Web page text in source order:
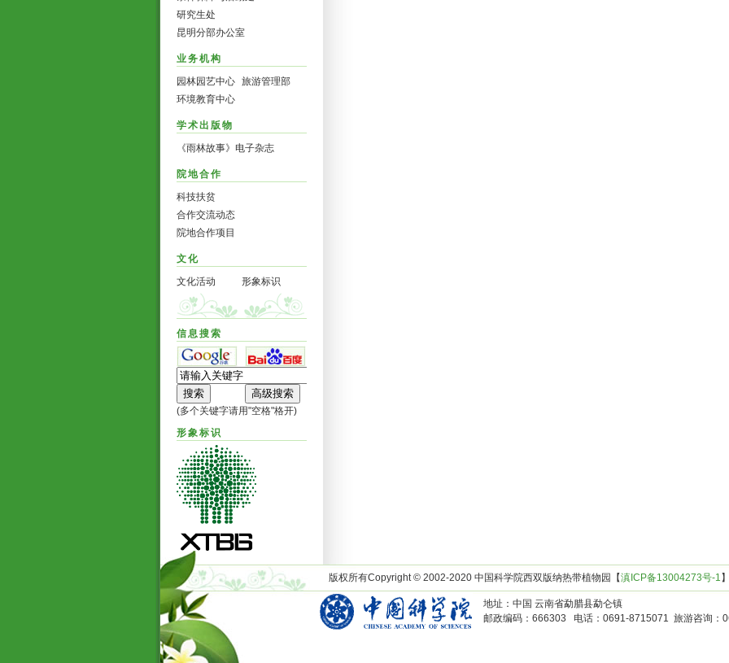
研究生处
昆明分部办公室
业务机构
园林园艺中心 旅游管理部
环境教育中心
学术出版物
《雨林故事》电子杂志
院地合作
科技扶贫
合作交流动态
院地合作项目
文化
文化活动
形象标识
信息搜索
(多个关键字请用"空格"格开)
形象标识
版权所有Copyright © 2002-2020 中国科学院西双版纳热带植物园【滇ICP备13004273号-1
地址：中国 云南省勐腊县勐仑镇
邮政编码：666303 电话：0691-8715071 旅游咨询：